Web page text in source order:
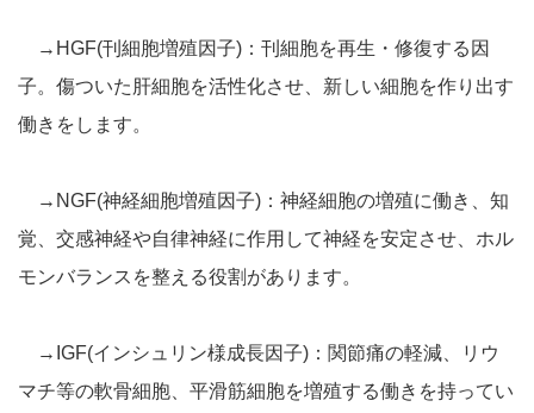
→HGF(刊細胞増殖因子)：刊細胞を再生・修復する因
子。傷ついた肝細胞を活性化させ、新しい細胞を作り出す
働きをします。
→NGF(神経細胞増殖因子)：神経細胞の増殖に働き、知
覚、交感神経や自律神経に作用して神経を安定させ、ホル
モンバランスを整える役割があります。
→IGF(インシュリン様成長因子)：関節痛の軽減、リウ
マチ等の軟骨細胞、平滑筋細胞を増殖する働きを持ってい